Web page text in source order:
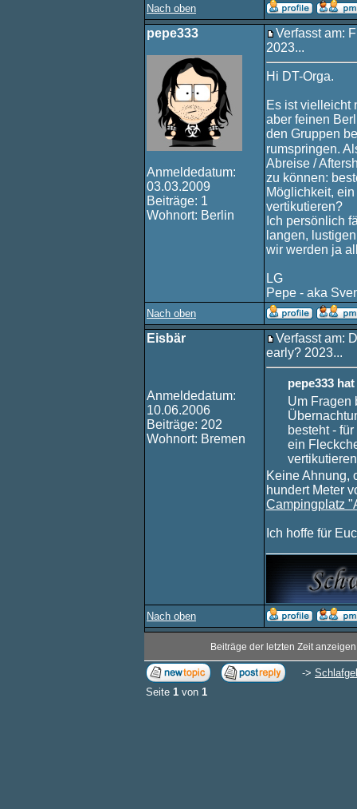
Nach oben
pepe333
Anmeldedatum:
03.03.2009
Beiträge: 1
Wohnort: Berlin
Verfasst am:
2023...
Hi DT-Orga.
Es ist vielleicht
aber feinen
den Gruppen
rumspringen.
Abreise /
zu können:
Möglichkeit,
vertikutieren?
Ich persönlich
langen,
wir werden ja
LG
Pepe - aka
Nach oben
Eisbär
Anmeldedatum:
10.06.2006
Beiträge: 202
Wohnort: Bremen
Verfasst am:
early? 2023...
pepe333
Um Fragen
besteht -
ein
Keine Ahnung,
hundert Meter
Campingplatz
Ich hoffe für
Nach oben
Beiträge der letzten Zeit
->
Seite 1 von 1